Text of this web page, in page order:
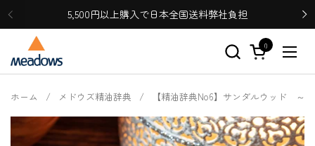
コンテンツへスキップ5,500円以上購入で日本全国送料弊社負担
カートを開く
0
メニ
ホーム / メドウズ精油辞典 / 【精油辞典No6】サンダルウッド ～